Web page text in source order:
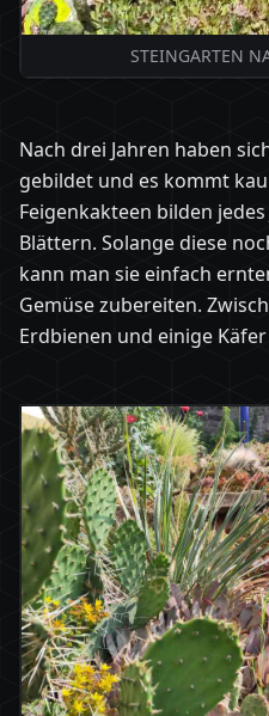
STEINGARTEN
Nach drei Jahren haben
gebildet und es kommt
Feigenkakteen bilden
Blättern. Solange diese
kann man sie einfach
Gemüse zubereiten.
Erdbienen und einige